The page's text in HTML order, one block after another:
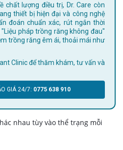
thiết bị hiện đại và công nghệ
đoán chuẩn xác, rút ngắn thời
pháp trồng răng không đau"
trồng răng êm ái, thoải mái như
GIÁ 24/7: 0775 638 910
nhau tùy vào thể trạng mỗi